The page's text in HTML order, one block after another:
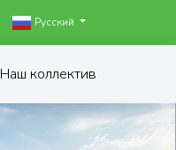
Русский
Наш коллектив